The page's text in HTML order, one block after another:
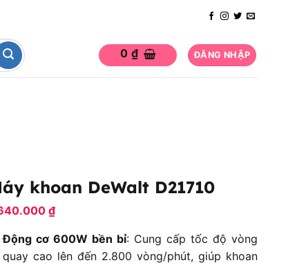
0 ₫ ĐĂNG NHẬP
khoan DeWalt D21710
₫
Động cơ 600W bền bỉ: Cung cấp tốc độ vòng
quay cao lên đến 2.800 vòng/phút, giúp khoan